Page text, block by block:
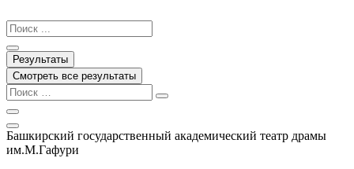
к
содержимому
Search
...
Результаты
Смотреть все результаты
Башкирский государственный академический театр драмы
им.М.Гафури